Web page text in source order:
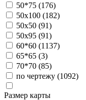
50*75 (176)
50х100 (182)
50х50 (91)
50х95 (91)
60*60 (1137)
65*65 (3)
70*70 (85)
по чертежу (1092)
Размер карты